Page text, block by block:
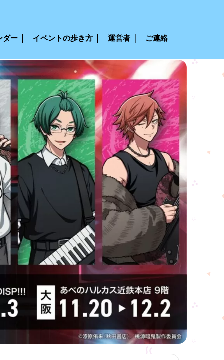
ダー イベントの歩き方 運営者 ご連絡